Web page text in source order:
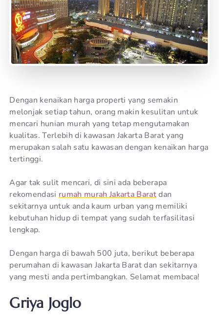
Dengan kenaikan harga properti yang semakin
melonjak setiap tahun, orang makin kesulitan untuk
mencari hunian murah yang tetap mengutamakan
kualitas. Terlebih di kawasan Jakarta Barat yang
merupakan salah satu kawasan dengan kenaikan harga
tertinggi.
Agar tak sulit mencari, di sini ada beberapa
rekomendasi rumah murah Jakarta Baratdan
sekitarnya untuk anda kaum urban yang memiliki
kebutuhan hidup di tempat yang sudah terfasilitasi
lengkap.
Dengan harga di bawah 500 juta, berikut beberapa
perumahan di kawasan Jakarta Barat dan sekitarnya
yang mesti anda pertimbangkan. Selamat membaca!
Griya Joglo